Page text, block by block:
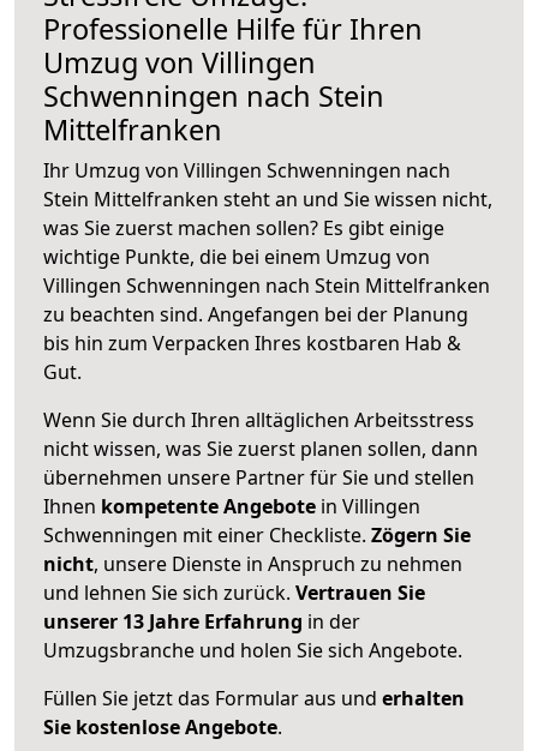
Professionelle Hilfe für Ihren
Umzug von Villingen
Schwenningen nach Stein
Mittelfranken
Ihr Umzug von Villingen Schwenningen nach
Stein Mittelfranken steht an und Sie wissen nicht,
was Sie zuerst machen sollen? Es gibt einige
wichtige Punkte, die bei einem Umzug von
Villingen Schwenningen nach Stein Mittelfranken
zu beachten sind. Angefangen bei der Planung
bis hin zum Verpacken Ihres kostbaren Hab &
Gut.
Wenn Sie durch Ihren alltäglichen Arbeitsstress
nicht wissen, was Sie zuerst planen sollen, dann
übernehmen unsere Partner für Sie und stellen
Ihnen kompetente Angebote in Villingen
Schwenningen mit einer Checkliste. Zögern Sie
nicht, unsere Dienste in Anspruch zu nehmen
und lehnen Sie sich zurück. Vertrauen Sie
unserer 13 Jahre Erfahrung in der
Umzugsbranche und holen Sie sich Angebote.
Füllen Sie jetzt das Formular aus und erhalten
Sie kostenlose Angebote.